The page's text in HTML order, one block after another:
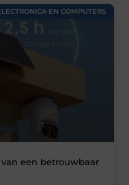
EN COMPUTERS
een betrouwbaar